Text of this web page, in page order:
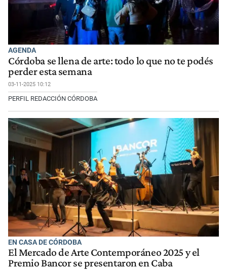
AGENDA
Córdoba se llena de arte: todo lo que no te podés
perder esta semana
03-11-2025 10:12
PERFIL REDACCIÓN CÓRDOBA
EN CASA DE CÓRDOBA
El Mercado de Arte Contemporáneo 2025 y el
Premio Bancor se presentaron en Caba